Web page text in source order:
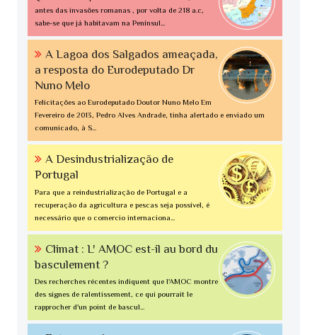
antes das invasões romanas , por volta de 218 a.c,
sabe-se que já habitavam na Penínsul...
A Lagoa dos Salgados ameaçada,
a resposta do Eurodeputado Dr
Nuno Melo
Felicitações ao Eurodeputado Doutor Nuno Melo Em
Fevereiro de 2013, Pedro Alves Andrade, tinha alertado e enviado um
comunicado, à S...
A Desindustrialização de
Portugal
Para que a reindustrialização de Portugal e a
recuperação da agricultura e pescas seja possível, é
necessário que o comercio internaciona...
Climat : L' AMOC est-il au bord du
basculement ?
Des recherches récentes indiquent que l'AMOC montre
des signes de ralentissement, ce qui pourrait le
rapprocher d'un point de bascul...